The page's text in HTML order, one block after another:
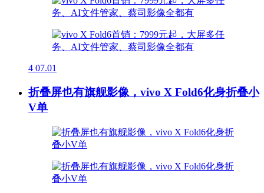
4 07.01
折叠屏也有旗舰影像，vivo X Fold6化身折叠小
V单